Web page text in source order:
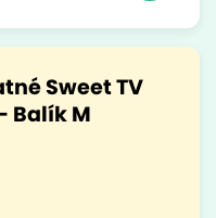
Sweet TV
Balík M